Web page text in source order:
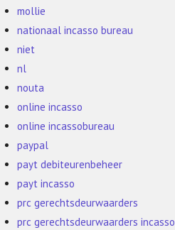
mollie
nationaal incasso bureau
niet
nl
nouta
online incasso
online incassobureau
paypal
payt debiteurenbeheer
payt incasso
prc gerechtsdeurwaarders
prc gerechtsdeurwaarders incasso